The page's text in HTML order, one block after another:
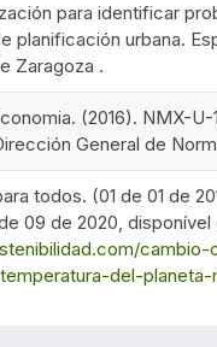
para identificar
planificación urbana.
Zaragoza .
(2016). NMX-U-
General de
todos. (01 de 01 de
09 de 2020, disponível
cambio-
del-